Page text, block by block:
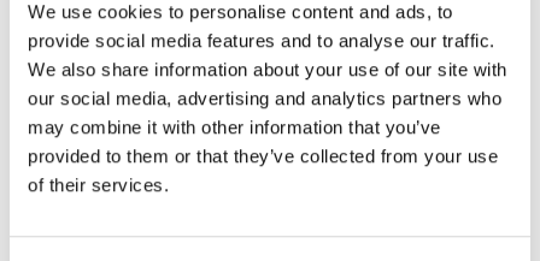
We use cookies to personalise content and ads, to
provide social media features and to analyse our traffic.
We also share information about your use of our site with
our social media, advertising and analytics partners who
may combine it with other information that you’ve
provided to them or that they’ve collected from your use
of their services.
Toggle features
Alle Eigenschaften
Toggle techspec
Technische Daten
Toggle guides and instructions
Anleitung